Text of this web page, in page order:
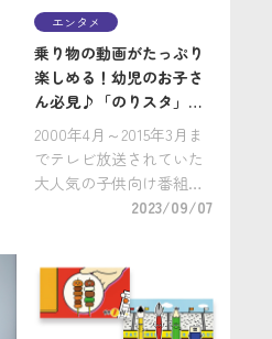
エンタメ
乗り物の動画がたっぷり
楽しめる！幼児のお子さ
ん必見♪「のりスタ」公
式YouTubeチャンネルを
チェック！
2000年4月～2015年3月ま
でテレビ放送されていた
大人気の子供向け番組シ
リーズ『のりスタ』をご
た乗り物好きの子どもた
ちに大人気だった本シリ
ーズ。番組制作を担当し
2023/09/07